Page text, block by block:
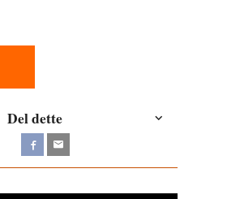
Del dette